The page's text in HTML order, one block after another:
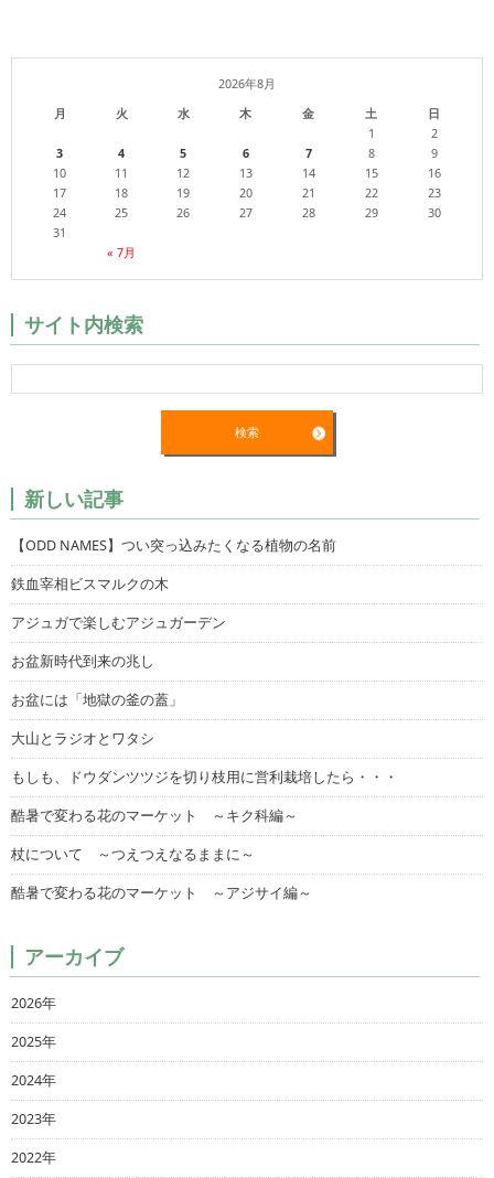
2026年8月
月
火 水 木 金 土 日
« 7月
1
2
3
4 5 6 7 8
9
10
11 12 13 14 15
16
17
18 19 20 21 22
23
24
25 26 27 28 29
30
31
サイト内検索
新しい記事
【ODD NAMES】つい突っ込みたくなる植物の名前
鉄血宰相ビスマルクの木
アジュガで楽しむアジュガーデン
お盆新時代到来の兆し
お盆には「地獄の釜の蓋」
大山とラジオとワタシ
もしも、ドウダンツツジを切り枝用に営利栽培したら・・・
酷暑で変わる花のマーケット ～キク科編～
杖について ～つえつえなるままに～
酷暑で変わる花のマーケット ～アジサイ編～
アーカイブ
2026年
2025年
2024年
2023年
2022年